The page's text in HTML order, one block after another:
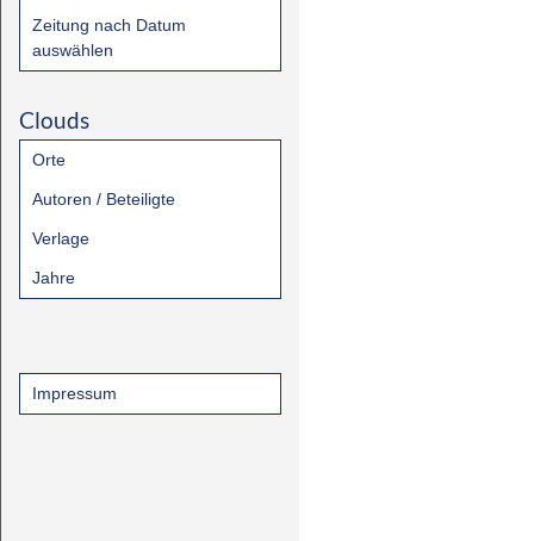
Zeitung nach Datum
auswählen
Clouds
Orte
Autoren / Beteiligte
Verlage
Jahre
Impressum